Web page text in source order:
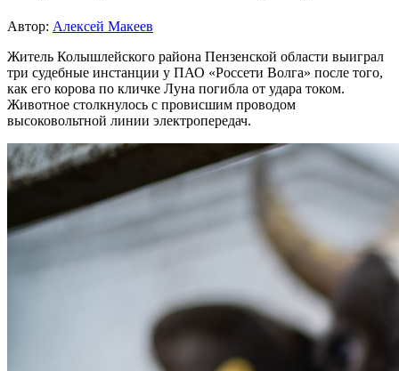
Автор: Алексей Макеев
Житель Колышлейского района Пензенской области выиграл
три судебные инстанции у ПАО «Россети Волга» после того,
как его корова по кличке Луна погибла от удара током.
Животное столкнулось с провисшим проводом
высоковольтной линии электропередач.